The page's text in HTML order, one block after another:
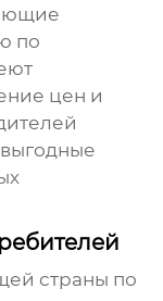
по
цен и
страны по